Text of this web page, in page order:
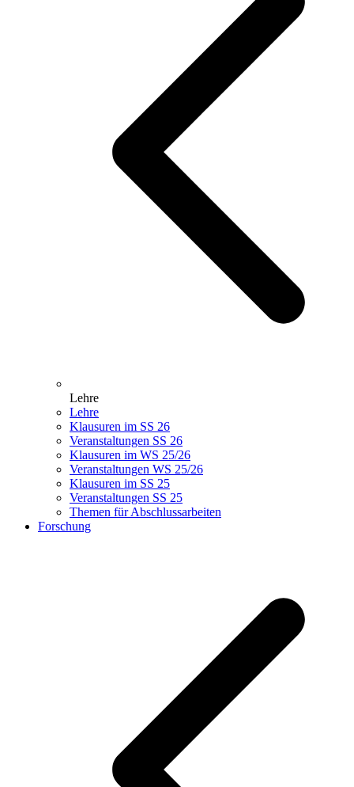
Lehre
Lehre
Klausuren im SS 26
Veranstaltungen SS 26
Klausuren im WS 25/26
Veranstaltungen WS 25/26
Klausuren im SS 25
Veranstaltungen SS 25
Themen für Abschlussarbeiten
Forschung